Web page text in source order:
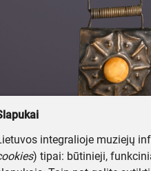
integralioje muziejų
) tipai: būtinieji,